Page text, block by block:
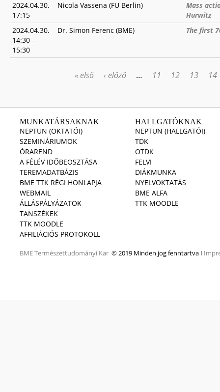
2024.04.30.
17:15
Nicola Vassena (FU Berlin)
Mass
Hurwitz
2024.04.30.
14:30 -
15:30
Dr. Simon Ferenc (BME) The first
« első ‹ előző … 11 12 13 14
MUNKATÁRSAKNAK
NEPTUN (OKTATÓI)
SZEMINÁRIUMOK
ÓRAREND
A FÉLÉV IDŐBEOSZTÁSA
TEREMADATBÁZIS
BME TTK RÉGI HONLAPJA
WEBMAIL
ÁLLÁSPÁLYÁZATOK
TANSZÉKEK
TTK MOODLE
AFFILIÁCIÓS PROTOKOLL
BMETermészettudományi Kar © 2019 Minden jog fenntartva I
HALLGATÓKNAK
NEPTUN (HALLGATÓI)
TDK
OTDK
FELVI
DIÁKMUNKA
NYELVOKTATÁS
BME ALFA
TTK MOODLE